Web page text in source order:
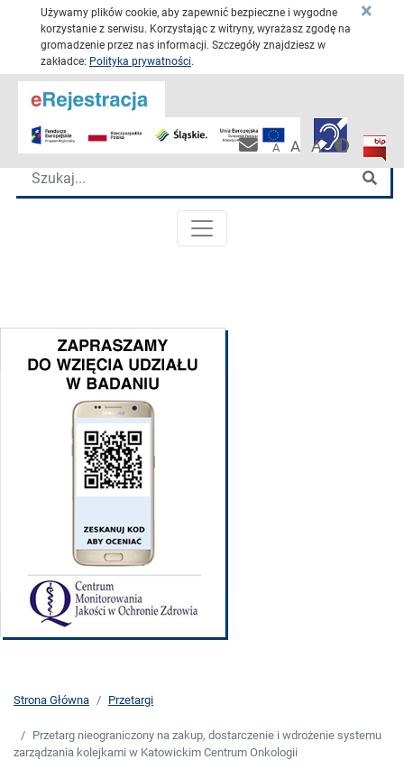
Używamy plików cookie, aby zapewnić bezpieczne i wygodne
korzystanie z serwisu. Korzystając z witryny, wyrażasz zgodę na
gromadzenie przez nas informacji. Szczegóły znajdziesz w
zakładce: Polityka prywatności.
×
Pracownicza
A A A
Katowickie Centrum Onkologii
Przejdź
Wyszukiwarka
MENU GŁÓWNE
Strona Główna Przetargi
Przetarg nieograniczony na zakup, dostarczenie i wdrożenie systemu
zarządzania kolejkami w Katowickim Centrum Onkologii